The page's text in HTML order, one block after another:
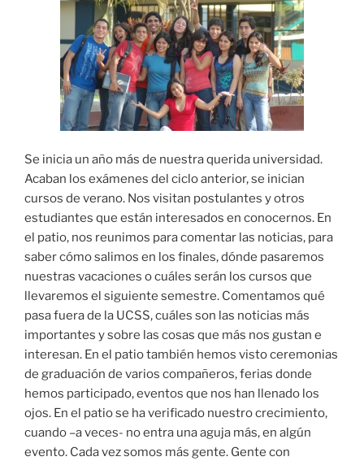
Se inicia un año más de nuestra querida universidad.
Acaban los exámenes del ciclo anterior, se inician
cursos de verano. Nos visitan postulantes y otros
estudiantes que están interesados en conocernos. En
el patio, nos reunimos para comentar las noticias, para
saber cómo salimos en los finales, dónde pasaremos
nuestras vacaciones o cuáles serán los cursos que
llevaremos el siguiente semestre. Comentamos qué
pasa fuera de la UCSS, cuáles son las noticias más
importantes y sobre las cosas que más nos gustan e
interesan. En el patio también hemos visto ceremonias
de graduación de varios compañeros, ferias donde
hemos participado, eventos que nos han llenado los
ojos. En el patio se ha verificado nuestro crecimiento,
cuando –a veces- no entra una aguja más, en algún
evento. Cada vez somos más gente. Gente con